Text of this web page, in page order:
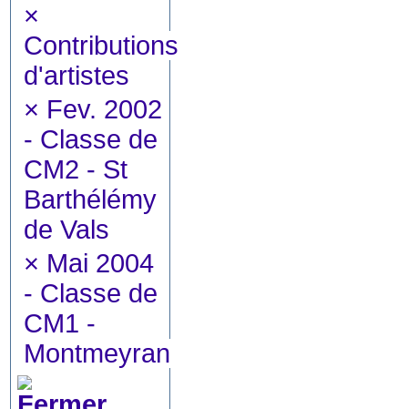
×
Contributions
d'artistes
× Fev. 2002
- Classe de
CM2 - St
Barthélémy
de Vals
× Mai 2004
- Classe de
CM1 -
Montmeyran